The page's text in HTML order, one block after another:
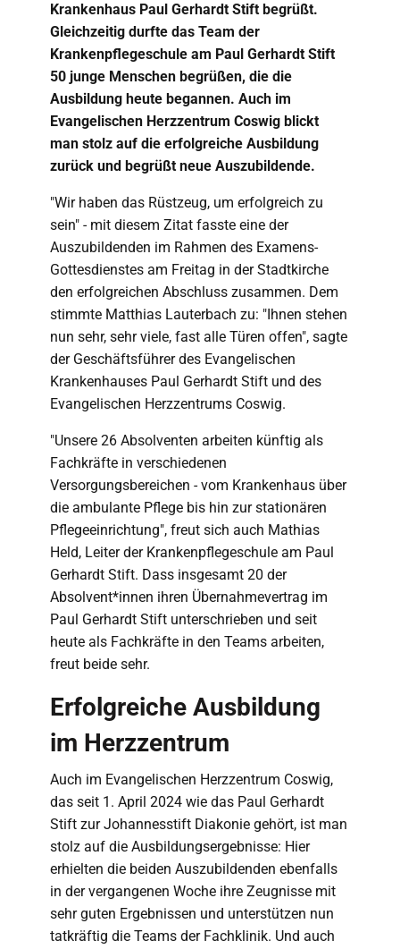
Krankenhaus Paul Gerhardt Stift begrüßt.
Gleichzeitig durfte das Team der
Krankenpflegeschule am Paul Gerhardt Stift
50 junge Menschen begrüßen, die die
Ausbildung heute begannen. Auch im
Evangelischen Herzzentrum Coswig blickt
man stolz auf die erfolgreiche Ausbildung
zurück und begrüßt neue Auszubildende.
"Wir haben das Rüstzeug, um erfolgreich zu
sein" - mit diesem Zitat fasste eine der
Auszubildenden im Rahmen des Examens-
Gottesdienstes am Freitag in der Stadtkirche
den erfolgreichen Abschluss zusammen. Dem
stimmte Matthias Lauterbach zu: "Ihnen stehen
nun sehr, sehr viele, fast alle Türen offen", sagte
der Geschäftsführer des Evangelischen
Krankenhauses Paul Gerhardt Stift und des
Evangelischen Herzzentrums Coswig.
"Unsere 26 Absolventen arbeiten künftig als
Fachkräfte in verschiedenen
Versorgungsbereichen - vom Krankenhaus über
die ambulante Pflege bis hin zur stationären
Pflegeeinrichtung", freut sich auch Mathias
Held, Leiter der Krankenpflegeschule am Paul
Gerhardt Stift. Dass insgesamt 20 der
Absolvent*innen ihren Übernahmevertrag im
Paul Gerhardt Stift unterschrieben und seit
heute als Fachkräfte in den Teams arbeiten,
freut beide sehr.
Erfolgreiche Ausbildung
im Herzzentrum
Auch im Evangelischen Herzzentrum Coswig,
das seit 1. April 2024 wie das Paul Gerhardt
Stift zur Johannesstift Diakonie gehört, ist man
stolz auf die Ausbildungsergebnisse: Hier
erhielten die beiden Auszubildenden ebenfalls
in der vergangenen Woche ihre Zeugnisse mit
sehr guten Ergebnissen und unterstützen nun
tatkräftig die Teams der Fachklinik. Und auch